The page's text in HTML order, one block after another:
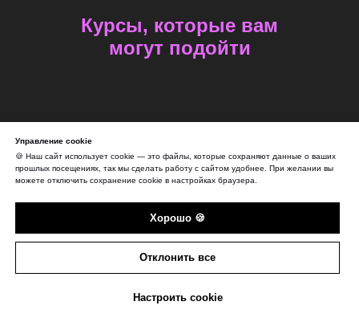
Управление cookie
🍪 Наш сайт использует cookie — это файлы, которые сохраняют данные о ваших
прошлых посещениях, так мы сделать работу с сайтом удобнее. При желании вы
можете отключить сохранение cookie в настройках браузера.
Хорошо 🍪
Отклонить все
Настроить cookie
Курсы, которые вам
могут подойти